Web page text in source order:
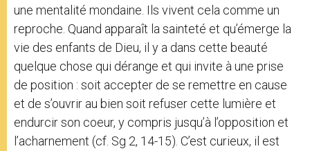
une mentalité mondaine. Ils vivent cela comme un
reproche. Quand apparaît la sainteté et qu’émerge la
vie des enfants de Dieu, il y a dans cette beauté
quelque chose qui dérange et qui invite à une prise
de position : soit accepter de se remettre en cause
et de s’ouvrir au bien soit refuser cette lumière et
endurcir son coeur, y compris jusqu’à l’opposition et
l’acharnement (cf. Sg 2, 14-15). C’est curieux, il est